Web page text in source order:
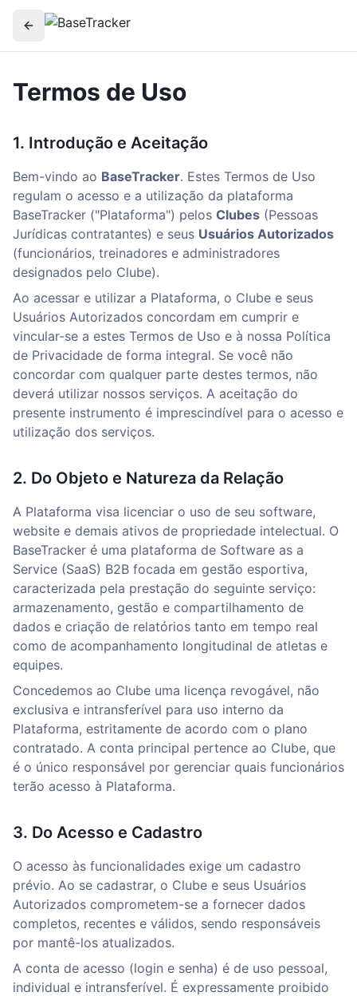
Termos de Uso
1. Introdução e Aceitação
Bem-vindo ao BaseTracker. Estes Termos de Uso
regulam o acesso e a utilização da plataforma
BaseTracker ("Plataforma") pelos Clubes (Pessoas
Jurídicas contratantes) e seus Usuários Autorizados
(funcionários, treinadores e administradores
designados pelo Clube).
Ao acessar e utilizar a Plataforma, o Clube e seus
Usuários Autorizados concordam em cumprir e
vincular-se a estes Termos de Uso e à nossa Política
de Privacidade de forma integral. Se você não
concordar com qualquer parte destes termos, não
deverá utilizar nossos serviços. A aceitação do
presente instrumento é imprescindível para o acesso e
utilização dos serviços.
2. Do Objeto e Natureza da Relação
A Plataforma visa licenciar o uso de seu software,
website e demais ativos de propriedade intelectual. O
BaseTracker é uma plataforma de Software as a
Service (SaaS) B2B focada em gestão esportiva,
caracterizada pela prestação do seguinte serviço:
armazenamento, gestão e compartilhamento de
dados e criação de relatórios tanto em tempo real
como de acompanhamento longitudinal de atletas e
equipes.
Concedemos ao Clube uma licença revogável, não
exclusiva e intransferível para uso interno da
Plataforma, estritamente de acordo com o plano
contratado. A conta principal pertence ao Clube, que
é o único responsável por gerenciar quais funcionários
terão acesso à Plataforma.
3. Do Acesso e Cadastro
O acesso às funcionalidades exige um cadastro
prévio. Ao se cadastrar, o Clube e seus Usuários
Autorizados comprometem-se a fornecer dados
completos, recentes e válidos, sendo responsáveis
por mantê-los atualizados.
A conta de acesso (login e senha) é de uso pessoal,
individual e intransferível. É expressamente proibido